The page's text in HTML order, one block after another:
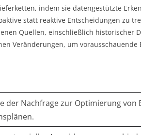
indem sie datengestützte
statt reaktive Entscheidungen zu
Quellen, einschließlich historischer
Veränderungen, um vorausschauende
der Nachfrage zur Optimierung von